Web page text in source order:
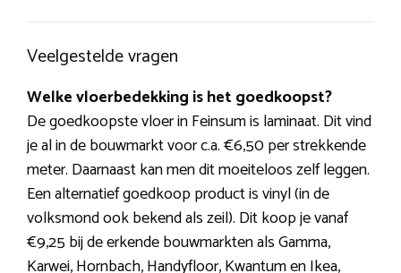
Veelgestelde vragen
Welke vloerbedekking is het goedkoopst?
De goedkoopste vloer in Feinsum is laminaat. Dit vind
je al in de bouwmarkt voor c.a. €6,50 per strekkende
meter. Daarnaast kan men dit moeiteloos zelf leggen.
Een alternatief goedkoop product is vinyl (in de
volksmond ook bekend als zeil). Dit koop je vanaf
€9,25 bij de erkende bouwmarkten als Gamma,
Karwei, Hornbach, Handyfloor, Kwantum en Ikea,